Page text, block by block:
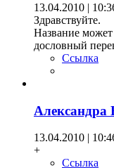
13.04.2010 |
Здравствуйте.
Название
дословный
Ссылка
Александра
13.04.2010 |
+
Ссылка